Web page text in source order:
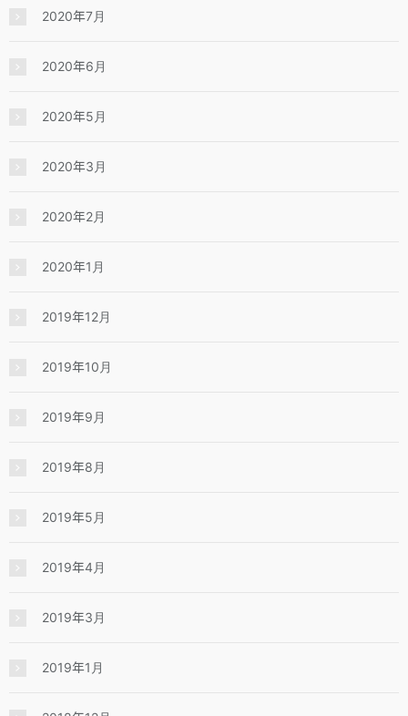
2020年7月
2020年6月
2020年5月
2020年3月
2020年2月
2020年1月
2019年12月
2019年10月
2019年9月
2019年8月
2019年5月
2019年4月
2019年3月
2019年1月